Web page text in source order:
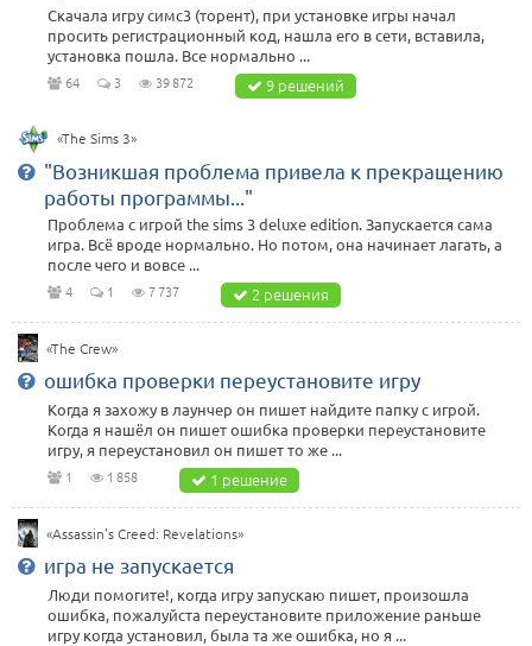
Скачала игру симс3 (торент), при установке игры начал
просить регистрационный код, нашла его в сети, вставила,
установка пошла. Все нормально ...
64 3 39 872 9 решений
«The Sims 3»
"Возникшая проблема привела к прекращению
работы программы..."
Проблема с игрой the sims 3 deluxe edition. Запускается сама
игра. Всё вроде нормально. Но потом, она начинает лагать, а
после чего и вовсе ...
4 1 7 737 2 решения
«The Crew»
ошибка проверки переустановите игру
Когда я захожу в лаунчер он пишет найдите папку с игрой.
Когда я нашёл он пишет ошибка проверки переустановите
игру, я переустановил он пишет то же ...
1 1 858 1 решение
«Assassin's Creed: Revelations»
игра не запускается
Люди помогите!, когда игру запускаю пишет, произошла
ошибка, пожалуйста переустановите приложение раньше
игру когда установил, была та же ошибка, но я ...